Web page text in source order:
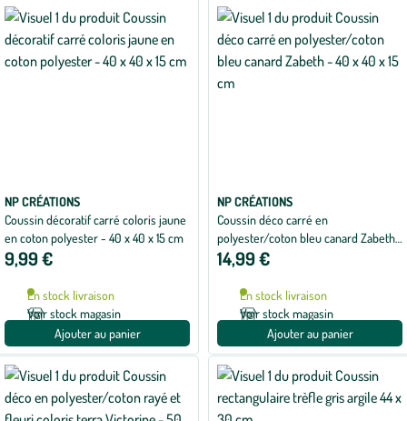
NP CRÉATIONS
Coussin décoratif carré coloris jaune
en coton polyester - 40 x 40 x 15 cm
9,99 €
En stock livraison
Voir stock magasin
Ajouter au panier
NP CRÉATIONS
Coussin déco carré en
polyester/coton bleu canard Zabeth
- 40 x 40 x 15 cm
14,99 €
En stock livraison
Voir stock magasin
Ajouter au panier